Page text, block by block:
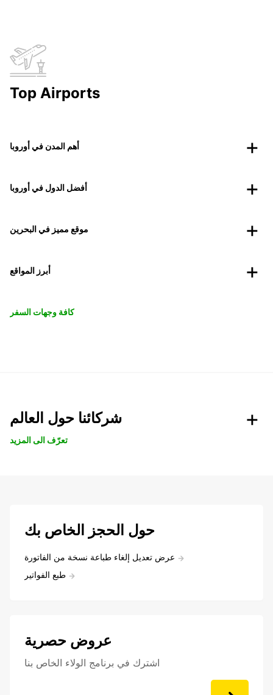
Top Airports
أهم المدن في أوروبا
أفضل الدول في أوروبا
موقع مميز في البحرين
أبرز المواقع
كافة وجهات السفر
شركائنا حول العالم
تعرّف الى المزيد
حول الحجز الخاص بك
عرض تعديل إلغاء طباعة نسخة من الفاتورة
طبع الفواتير
عروض حصرية
اشترك في برنامج الولاء الخاص بنا